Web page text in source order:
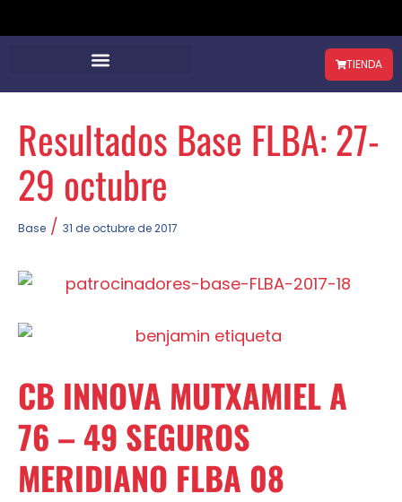
TIENDA
Resultados Base FLBA: 27-
29 octubre
Base / 31 de octubre de 2017
CB INNOVA MUTXAMIEL A
76 – 49 SEGUROS
MERIDIANO FLBA 08